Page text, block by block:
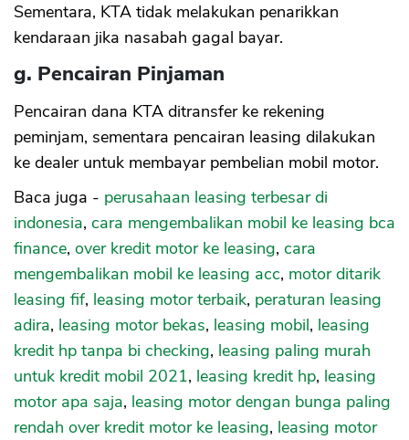
Sementara, KTA tidak melakukan penarikkan
kendaraan jika nasabah gagal bayar.
g. Pencairan Pinjaman
Pencairan dana KTA ditransfer ke rekening
peminjam, sementara pencairan leasing dilakukan
ke dealer untuk membayar pembelian mobil motor.
Baca juga - perusahaan leasing terbesar di
indonesia, cara mengembalikan mobil ke leasing bca
finance, over kredit motor ke leasing, cara
mengembalikan mobil ke leasing acc, motor ditarik
leasing fif, leasing motor terbaik, peraturan leasing
adira, leasing motor bekas, leasing mobil, leasing
kredit hp tanpa bi checking, leasing paling murah
untuk kredit mobil 2021, leasing kredit hp, leasing
motor apa saja, leasing motor dengan bunga paling
rendah over kredit motor ke leasing, leasing motor